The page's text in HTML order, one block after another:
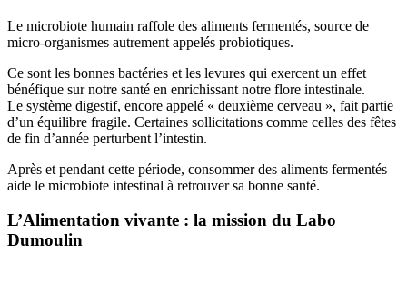
Le microbiote humain raffole des aliments fermentés, source de
micro-organismes autrement appelés probiotiques.
Ce sont les bonnes bactéries et les levures qui exercent un effet
bénéfique sur notre santé en enrichissant notre flore intestinale.
Le système digestif, encore appelé « deuxième cerveau », fait partie
d’un équilibre fragile. Certaines sollicitations comme celles des fêtes
de fin d’année perturbent l’intestin.
Après et pendant cette période, consommer des aliments fermentés
aide le microbiote intestinal à retrouver sa bonne santé.
L’Alimentation vivante : la mission du Labo
Dumoulin